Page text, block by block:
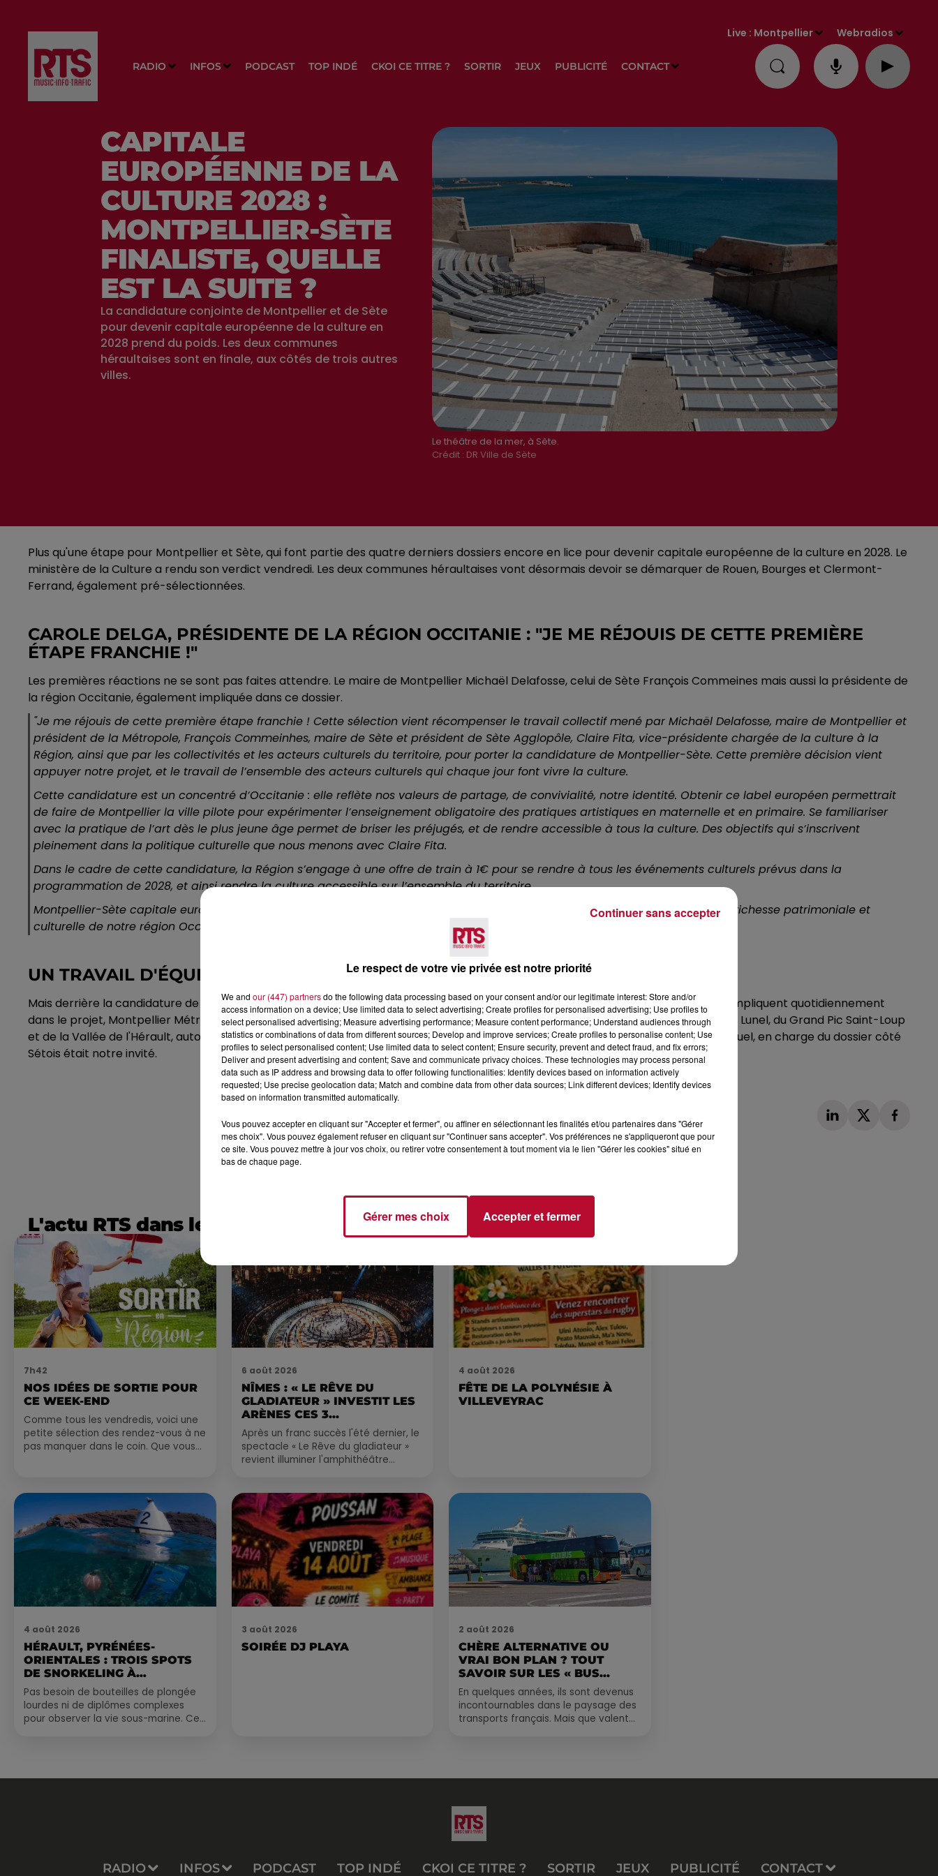
RADIO INFOS PODCAST TOP INDÉ CKOI CE TITRE ? SORTIR JEUX PUBLICITÉ CONTACT
Live : Montpellier Webradios
Le théâtre de la mer, à Sète.
Crédit : DR Ville de Sète
CAPITALE
EUROPÉENNE DE LA
CULTURE 2028 :
MONTPELLIER-SÈTE
FINALISTE, QUELLE
EST LA SUITE ?
La candidature conjointe de Montpellier et de Sète
pour devenir capitale européenne de la culture en
2028 prend du poids. Les deux communes
héraultaises sont en finale, aux côtés de trois autres
villes.
Plus qu'une étape pour Montpellier et Sète, qui font partie des quatre derniers dossiers encore en lice pour devenir capitale européenne de la culture en 2028. Le
ministère de la Culture a rendu son verdict vendredi. Les deux communes héraultaises vont désormais devoir se démarquer de Rouen, Bourges et Clermont-
Ferrand, également pré-sélectionnées.
CAROLE DELGA, PRÉSIDENTE DE LA RÉGION OCCITANIE : "JE ME RÉJOUIS DE CETTE PREMIÈRE
ÉTAPE FRANCHIE !"
Les premières réactions ne se sont pas faites attendre. Le maire de Montpellier Michaël Delafosse, celui de Sète François Commeines mais aussi la présidente de
la région Occitanie, également impliquée dans ce dossier.
"Je me réjouis de cette première étape franchie ! Cette sélection vient récompenser le travail collectif mené par Michaël Delafosse, maire de Montpellier et
président de la Métropole, François Commeinhes, maire de Sète et président de Sète Agglopôle, Claire Fita, vice-présidente chargée de la culture à la
Région, ainsi que par les collectivités et les acteurs culturels du territoire, pour porter la candidature de Montpellier-Sète. Cette première décision vient
appuyer notre projet, et le travail de l’ensemble des acteurs culturels qui chaque jour font vivre la culture.
Cette candidature est un concentré d’Occitanie : elle reflète nos valeurs de partage, de convivialité, notre identité. Obtenir ce label européen permettrait
de faire de Montpellier la ville pilote pour expérimenter l’enseignement obligatoire des pratiques artistiques en maternelle et en primaire. Se familiariser
avec la pratique de l’art dès le plus jeune âge permet de briser les préjugés, et de rendre accessible à tous la culture. Des objectifs qui s’inscrivent
pleinement dans la politique culturelle que nous menons avec Claire Fita.
Dans le cadre de cette candidature, la Région s’engage à une offre de train à 1€ pour se rendre à tous les événements culturels prévus dans la
programmation de 2028, et ainsi rendre la culture accessible sur l’ensemble du territoire.
Montpellier-Sète capitale européenne de la culture en 2028, serait un véritable étendard et porterait au niveau européen la richesse patrimoniale et
culturelle de notre région Occitanie."
UN TRAVAIL D'ÉQUIPE
Mais derrière la candidature de Montpellier et Sète se cache un véritable travail d'équipe. Ce sont six territoires de l'Hérault qui s'impliquent quotidiennement
dans le projet, Montpellier Métropole et Sète Agglopôle bien sûr, mais aussi les communautés d'agglomération d'Agde, du Pays de Lunel, du Grand Pic Saint-Loup
et de la Vallée de l'Hérault, autour de Gignac. 132 communes sont en tout au coeur de l'événement. Ce matin sur RTS, Fabrice Manuel, en charge du dossier côté
Sétois était notre invité.
L'actu RTS dans le Sud
7h42
NOS IDÉES DE SORTIE POUR
CE WEEK-END
Comme tous les vendredis, voici une
petite sélection des rendez-vous à ne
pas manquer dans le coin. Que vous
6 août 2026
NÎMES : « LE RÊVE DU
GLADIATEUR » INVESTIT LES
ARÈNES CES 3...
Après un franc succès l'été dernier, le
spectacle « Le Rêve du gladiateur »
revient illuminer l'amphithéâtre
4 août 2026
FÊTE DE LA POLYNÉSIE À
VILLEVEYRAC
4 août 2026
HÉRAULT, PYRÉNÉES-
ORIENTALES : TROIS SPOTS
DE SNORKELING À
EXPLORER...
Pas besoin de bouteilles de plongée
lourdes ni de diplômes complexes
pour observer la vie sous-marine. Cet
3 août 2026
SOIRÉE DJ PLAYA
2 août 2026
CHÈRE ALTERNATIVE OU
VRAI BON PLAN ? TOUT
SAVOIR SUR LES « BUS...
En quelques années, ils sont devenus
incontournables dans le paysage des
transports français. Mais que valent
RADIO INFOS PODCAST TOP INDÉ CKOI CE TITRE ? SORTIR JEUX PUBLICITÉ CONTACT
Le respect de votre vie privée est notre priorité
We and our (447) partnersdo the following data processing based on your consent and/or our legitimate interest: Store and/or
access information on a device; Use limited data to select advertising; Create profiles for personalised advertising; Use profiles to
select personalised advertising; Measure advertising performance; Measure content performance; Understand audiences through
statistics or combinations of data from different sources; Develop and improve services; Create profiles to personalise content; Use
profiles to select personalised content; Use limited data to select content; Ensure security, prevent and detect fraud, and fix errors;
Deliver and present advertising and content; Save and communicate privacy choices. These technologies may process personal
data such as IP address and browsing data to offer following functionalities: Identify devices based on information actively
requested; Use precise geolocation data; Match and combine data from other data sources; Link different devices; Identify devices
based on information transmitted automatically.
Vous pouvez accepter en cliquant sur "Accepter et fermer", ou affiner en sélectionnant les finalités et/ou partenaires dans "Gérer
mes choix". Vous pouvez également refuser en cliquant sur "Continuer sans accepter". Vos préférences ne s'appliqueront que pour
ce site. Vous pouvez mettre à jour vos choix, ou retirer votre consentement à tout moment via le lien "Gérer les cookies" situé en
bas de chaque page.
Gérer mes choix Accepter et fermer
Continuer sans accepter